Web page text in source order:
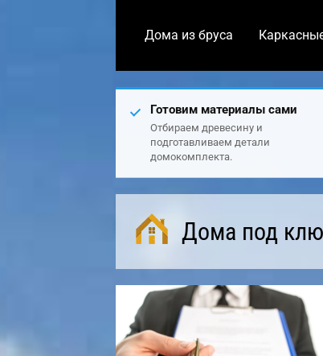
Дома из бруса
Готовим материалы сами
Отбираем древесину и
подготавливаем детали
домокомплекта.
Дома под